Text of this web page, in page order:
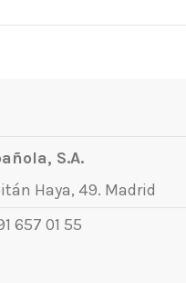
S.A.
Haya, 49. Madrid
657 01 55